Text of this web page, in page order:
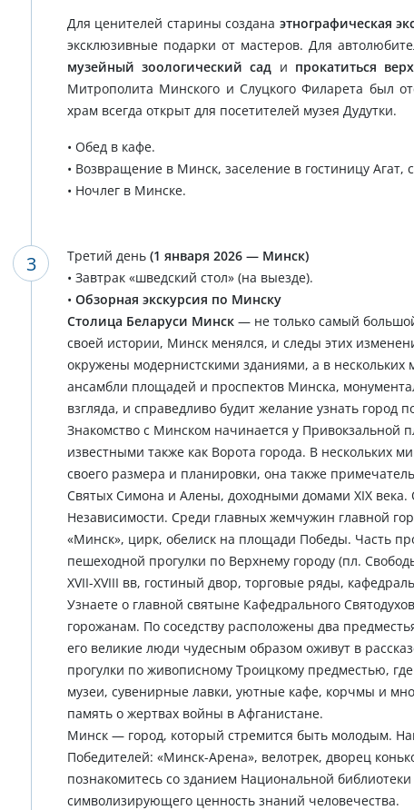
Для ценителей старины создана этнографическая
эксклюзивные подарки от мастеров. Для
музейный зоологический сад и прокатиться
Митрополита Минского и Слуцкого Филарета был
храм всегда открыт для посетителей музея Дудутки.
• Обед в кафе.
• Возвращение в Минск, заселение в гостиницу Агат,
• Ночлег в Минске.
Третий день (1 января 2026 — Минск)
• Завтрак «шведский стол» (на выезде).
• Обзорная экскурсия по Минску
Столица Беларуси Минск — не только самый
своей истории, Минск менялся, и следы этих
окружены модернистскими зданиями, а в нескольких
ансамбли площадей и проспектов Минска,
взгляда, и справедливо будит желание узнать город
Знакомство с Минском начинается у Привокзальной
известными также как Ворота города. В нескольких
своего размера и планировки, она также
Святых Симона и Алены, доходными домами XIX века.
Независимости. Среди главных жемчужин главной
«Минск», цирк, обелиск на площади Победы. Часть
пешеходной прогулки по Верхнему городу (пл.
XVII-XVIII вв, гостиный двор, торговые ряды,
Узнаете о главной святыне Кафедрального
горожанам. По соседству расположены два
его великие люди чудесным образом оживут в
прогулки по живописному Троицкому предместью,
музеи, сувенирные лавки, уютные кафе, корчмы и
память о жертвах войны в Афганистане.
Минск — город, который стремится быть молодым.
Победителей: «Минск-Арена», велотрек, дворец
познакомитесь со зданием Национальной
символизирующего ценность знаний человечества.